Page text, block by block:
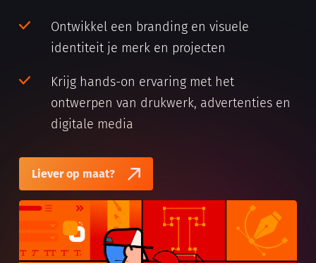
Ontwikkel een branding en visuele
identiteit je merk en projecten
Krijg hands-on ervaring met het
ontwerpen van drukwerk, advertenties en
digitale media
Liever op maat?